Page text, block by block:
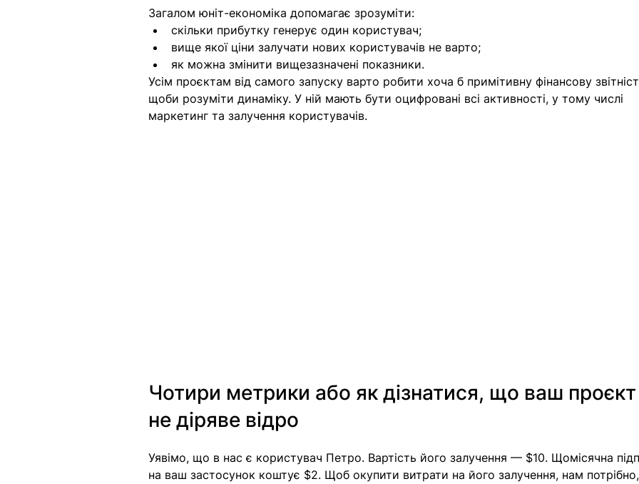
Загалом юніт-економіка допомагає зрозуміти:
скільки прибутку генерує один користувач;
вище якої ціни залучати нових користувачів не варто;
як можна змінити вищезазначені показники.
Усім проєктам від самого запуску варто робити хоча б примітивну фінансову
щоби розуміти динаміку. У ній мають бути оцифровані всі активності, у тому числі
маркетинг та залучення користувачів.
Чотири метрики або як дізнатися, що ваш
не діряве відро
Уявімо, що в нас є користувач Петро. Вартість його залучення — $10. Щомісячна
на ваш застосунок коштує $2. Щоб окупити витрати на його залучення, нам